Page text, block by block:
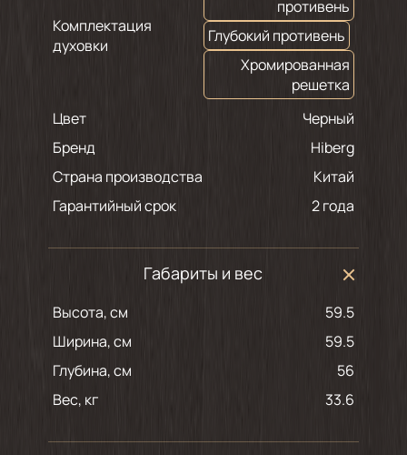
Комплектация
духовки
противень
Глубокий противень
Хромированная
решетка
Цвет
черный
Бренд
Hiberg
Страна производства
Китай
Гарантийный срок
2 года
Габариты и вес
Высота, см
59.5
Ширина, см
59.5
Глубина, см
56
Вес, кг
33.6